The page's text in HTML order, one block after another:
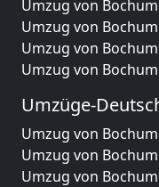
Umzug von
Umzug von
Umzug von
Umzug von
Umzüge-
Umzug von
Umzug von
Umzug von